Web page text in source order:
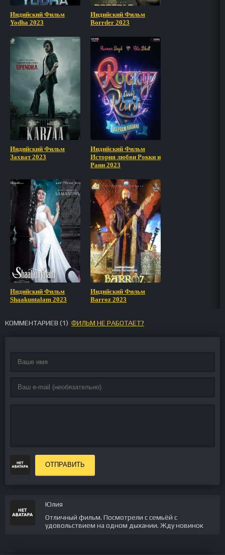
Индийский Фильм
Yodha 2023
Индийский Фильм
Borrder 2023
Индийский Фильм
Захват 2023
Индийский Фильм
История любви Рокки и
Рани 2023
Индийский Фильм
Shaakuntalam 2023
Индийский Фильм
Barroz 2023
КОММЕНТАРИЕВ (1) ФИЛЬМ НЕ РАБОТАЕТ?
ОТПРАВИТЬ
Юлия
Отличный фильм. Посмотрели с семьёй с
удовольствием на одном дыхании. Жду новинок